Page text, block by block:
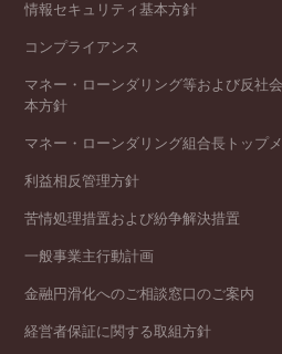
情報セキュリティ基本方針
コンプライアンス
マネー・ローンダリング等および反社
本方針
マネー・ローンダリング組合長トップ
利益相反管理方針
苦情処理措置および紛争解決措置
一般事業主行動計画
金融円滑化へのご相談窓口のご案内
経営者保証に関する取組方針